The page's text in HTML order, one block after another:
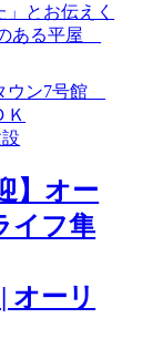
とお伝えく
ある平屋
】オー
イフ隼
オーリ